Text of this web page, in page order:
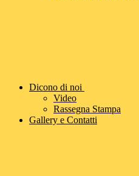
Dicono di noi
Video
Rassegna Stampa
Gallery e Contatti